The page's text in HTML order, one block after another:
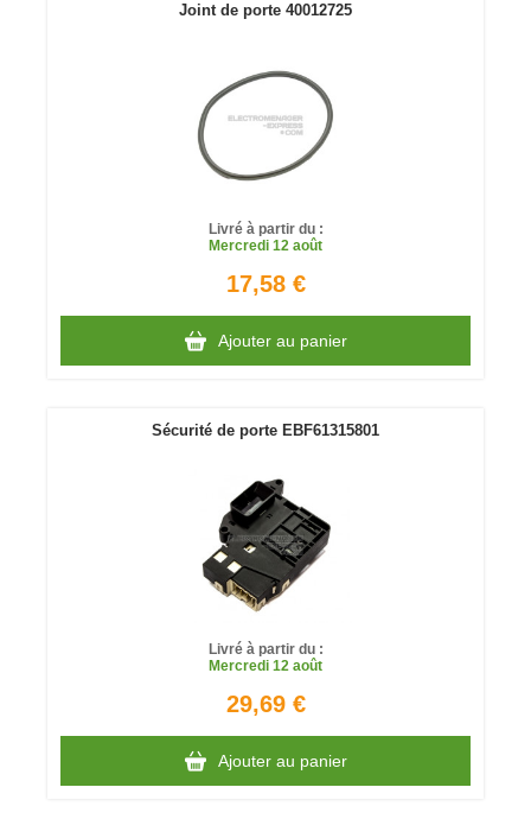
Joint de porte 40012725
Livré à partir du :
Mercredi 12 août
17,58 €
Ajouter au panier
Sécurité de porte EBF61315801
Livré à partir du :
Mercredi 12 août
29,69 €
Ajouter au panier